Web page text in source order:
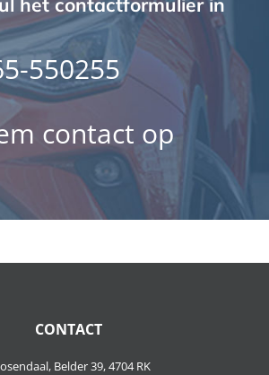
550255
contact op
CONTACT
Belder 39, 4704 RK